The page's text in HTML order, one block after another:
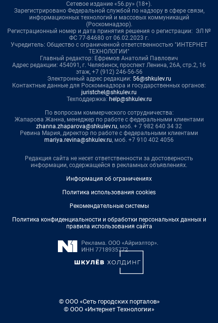
Сетевое издание «56.ру» (18+).
Зарегистрировано Федеральной службой по надзору в сфере связи,
информационных технологий и массовых коммуникаций
(Роскомнадзор).
Регистрационный номер и дата принятия решения о регистрации: ЭЛ №
ФС 77-84680 от 06.02.2023 г.
Учредитель: Общество с ограниченной ответственностью "ИНТЕРНЕТ
ТЕХНОЛОГИИ"
Главный редактор: Ефремов Анатолий Павлович
Адрес редакции: 454091, г. Челябинск, проспект Ленина, 26А, стр.2, 16
этаж, +7 (912) 246-56-56
Электронный адрес редакции: 56@shkulev.ru
Контактные данные для Роскомнадзора и государственных органов:
juristchel@shkulev.ru
Техподдержка: help@shkulev.ru
По вопросам коммерческого сотрудничества:
Жапарова Жанна, менеджер по работе с федеральными клиентами
zhanna.zhaparova@shkulev.ru, моб. + 7 982 640 34 32
Ревина Мария, директор по работе с федеральными клиентами
mariya.revina@shkulev.ru, моб. +7 910 402 4056
Редакция сайта не несет ответственности за достоверность
информации, содержащейся в рекламных объявлениях.
Информация об ограничениях
Политика использования cookies
Рекомендательные системы
Политика конфиденциальности и обработки персональных данных и
правила использования сайта
© ООО «Сеть городских порталов»
© ООО «Интернет Технологии»